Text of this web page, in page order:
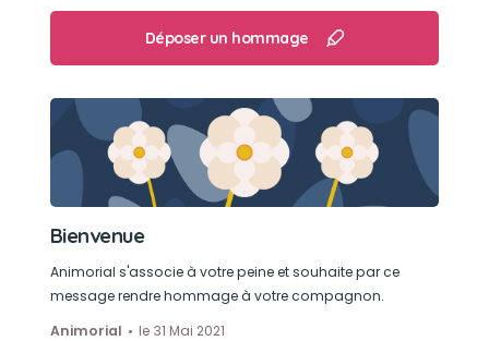
Déposer un hommage
Bienvenue
Animorial s'associe à votre peine et souhaite par ce
message rendre hommage à votre compagnon.
Animorial
le 31 Mai 2021